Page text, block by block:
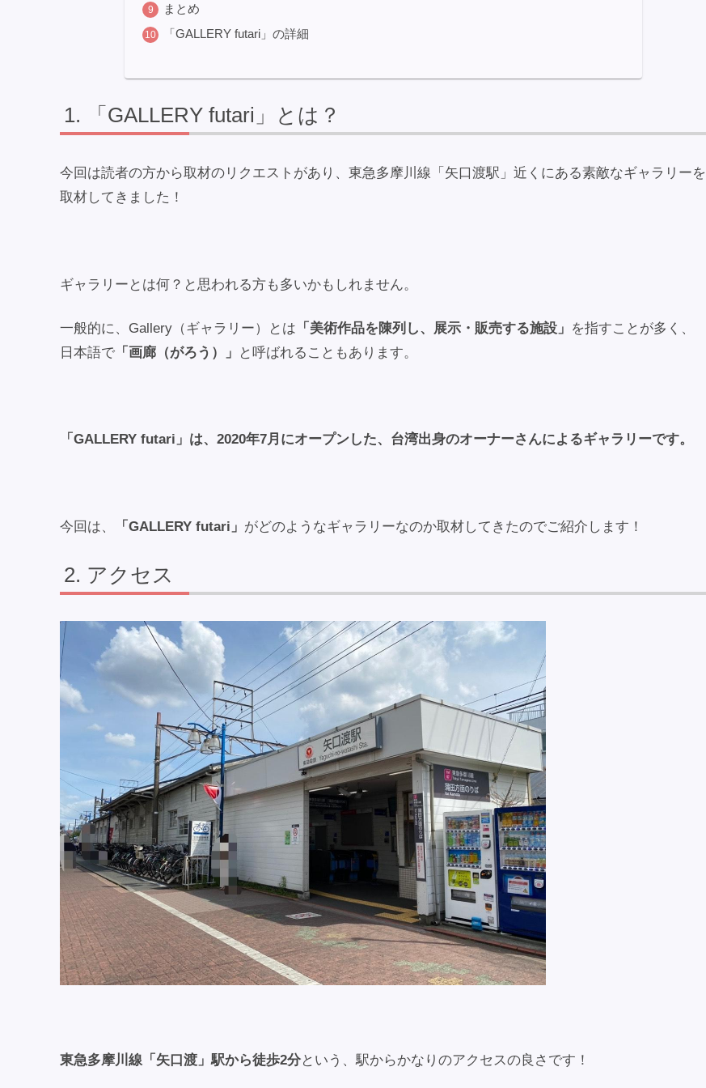
まとめ
「GALLERY futari」の詳細
「GALLERY futari」とは？
今回は読者の方から取材のリクエストがあり、東急多摩川線「矢口渡駅」近くにある素敵なギャラリーを
取材してきました！
ギャラリーとは何？と思われる方も多いかもしれません。
一般的に、Gallery（ギャラリー）とは 「美術作品を陳列し、展示・販売する施設」 を指すことが多く、
日本語で 「画廊（がろう）」 と呼ばれることもあります。
「GALLERY futari」は、2020年7月にオープンした、台湾出身のオーナーさんによるギャラリーです。
今回は、 「GALLERY futari」 がどのようなギャラリーなのか取材してきたのでご紹介します！
アクセス
東急多摩川線「矢口渡」駅から徒歩2分という、駅からかなりのアクセスの良さです！